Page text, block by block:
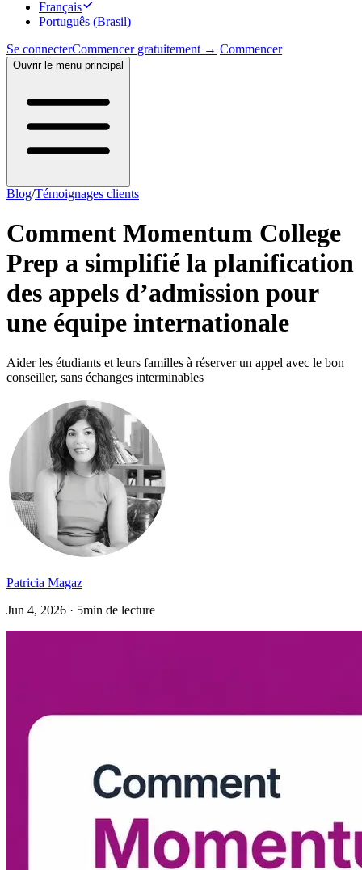
Français
Português (Brasil)
Se connecterCommencer gratuitement → Commencer
Ouvrir le menu principal
Blog/Témoignages clients
Comment Momentum College
Prep a simplifié la planification
des appels d’admission pour
une équipe internationale
Aider les étudiants et leurs familles à réserver un appel avec le bon
conseiller, sans échanges interminables
Patricia Magaz
Jun 4, 2026 · 5min de lecture